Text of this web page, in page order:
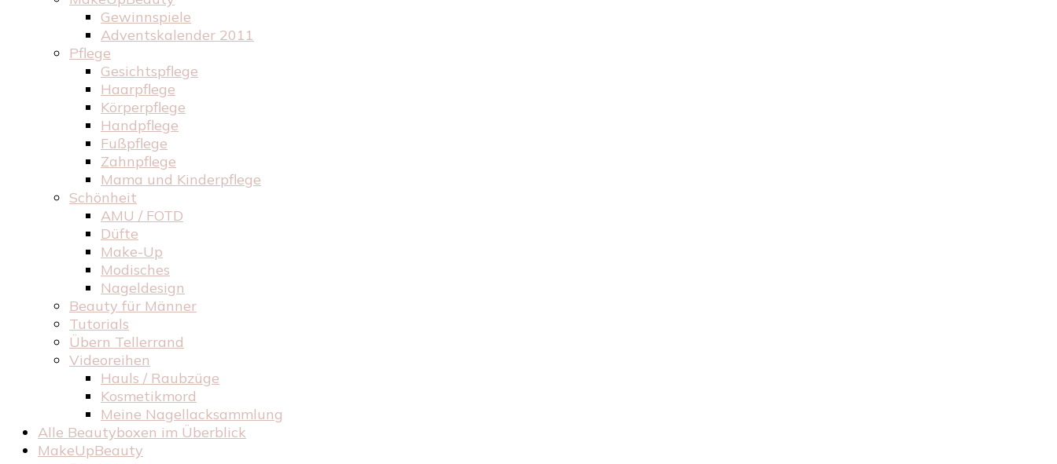
Gewinnspiele
Adventskalender 2011
Pflege
Gesichtspflege
Haarpflege
Körperpflege
Handpflege
Fußpflege
Zahnpflege
Mama und Kinderpflege
Schönheit
AMU / FOTD
Düfte
Make-Up
Modisches
Nageldesign
Beauty für Männer
Tutorials
Übern Tellerrand
Videoreihen
Hauls / Raubzüge
Kosmetikmord
Meine Nagellacksammlung
Alle Beautyboxen im Überblick
MakeUpBeauty